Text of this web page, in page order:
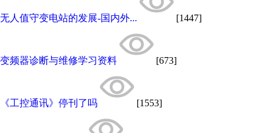
无人值守变电站的发展-国内外... [1447]
变频器诊断与维修学习资料 [673]
《工控通讯》停刊了吗 [1553]